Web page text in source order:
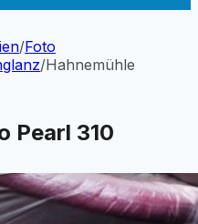
/Foto
/Hahnemühle
Pearl 310